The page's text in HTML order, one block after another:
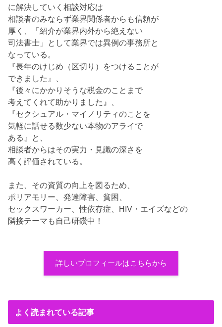
に解決していく相談対応は
相談者のみならず業界関係者からも信頼が
厚く、「紹介が業界内外から絶えない
司法書士」として業界では異例の事務所と
なっている。
『長年のけじめ（区切り）をつけることが
できました』、
『後々にかかりそうな税金のことまで
考えてくれて助かりました』、
『セクシュアル・マイノリティのことを
気軽に話せる数少ない本物のアライで
ある』と、
相談者からはその実力・見識の深さを
高く評価されている。
また、その資質の向上を図るため、
ポリアモリー、発達障害、貧困、
セックスワーカー、性依存症、HIV・エイズなどの
隣接テーマも自己研鑽中！
詳しいプロフィールはこちらから
よく読まれている記事